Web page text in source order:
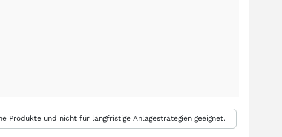
Produkte und nicht für langfristige Anlagestrategien geeignet.